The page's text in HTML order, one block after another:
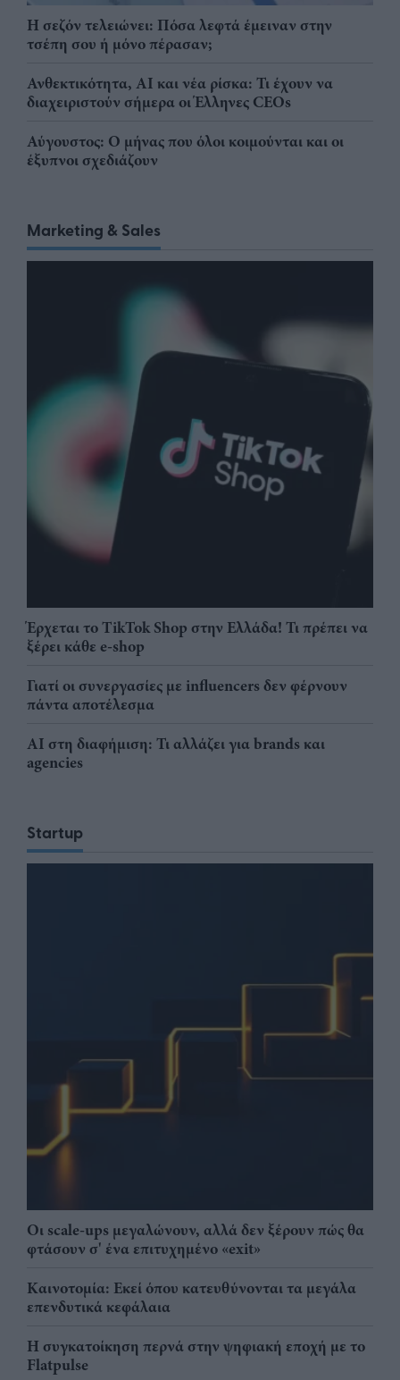
Η σεζόν τελειώνει: Πόσα λεφτά έμειναν στην
τσέπη σου ή μόνο πέρασαν;
Ανθεκτικότητα, AI και νέα ρίσκα: Τι έχουν να
διαχειριστούν σήμερα οι Έλληνες CEOs
Αύγουστος: Ο μήνας που όλοι κοιμούνται και οι
έξυπνοι σχεδιάζουν
Marketing & Sales
Έρχεται το TikTok Shop στην Ελλάδα! Τι πρέπει να
ξέρει κάθε e-shop
Γιατί οι συνεργασίες με influencers δεν φέρνουν
πάντα αποτέλεσμα
AI στη διαφήμιση: Τι αλλάζει για brands και
agencies
Startup
Οι scale-ups μεγαλώνουν, αλλά δεν ξέρουν πώς θα
φτάσουν σ' ένα επιτυχημένο «exit»
Καινοτομία: Εκεί όπου κατευθύνονται τα μεγάλα
επενδυτικά κεφάλαια
Η συγκατοίκηση περνά στην ψηφιακή εποχή με το
Flatpulse